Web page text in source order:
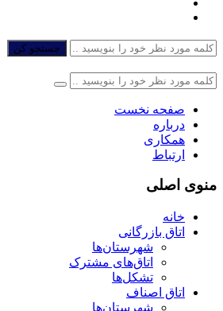
جستجو کن
صفحه نخست
درباره
همکاری
ارتباط
منوی اصلی
خانه
اتاق بازرگانی
شهرستان‌ها
اتاق‌های مشترک
تشکل‌ها
اتاق اصناف
شهرستان‌ها